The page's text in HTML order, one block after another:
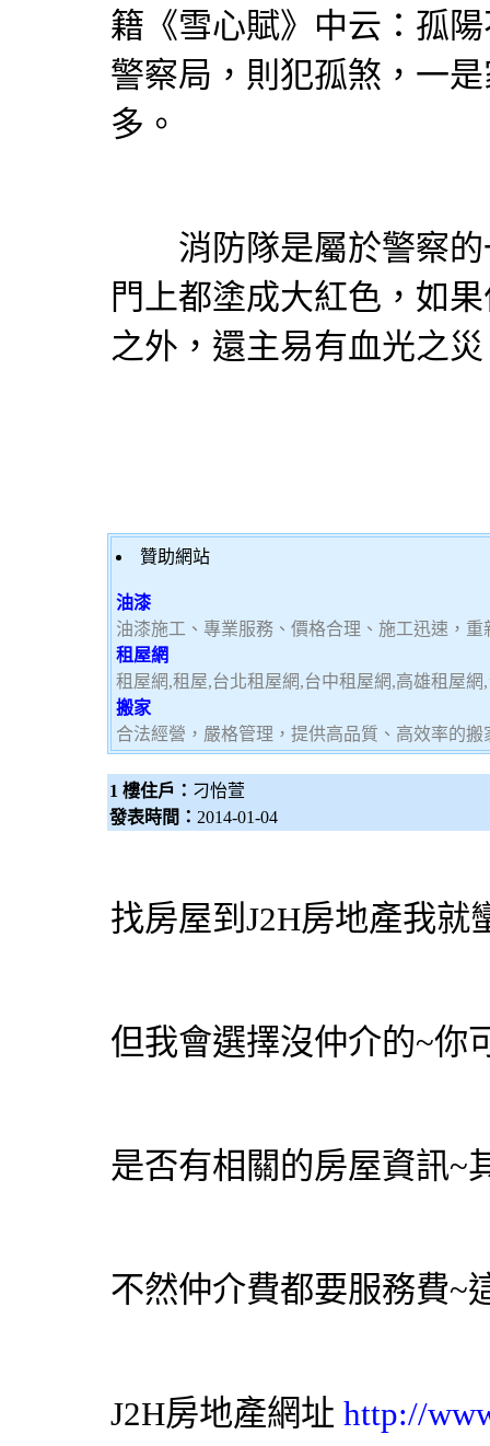
籍《雪心賦》中云：孤
警察局，則犯孤煞，一
多。
消防隊是屬於警察的
門上都塗成大紅色，如
之外，還主易有血光之
贊助網站
油漆
油漆施工、專業服務、價格合理、施工迅速，
租屋網
租屋網,租屋,台北租屋網,台中租屋網,高雄租屋
搬家
合法經營，嚴格管理，提供高品質、高效率的
1 樓住戶： 刁怡萱
發表時間： 2014-01-04
找房屋到J2H房地產我就
但我會選擇沒仲介的~你
是否有相關的房屋資訊~
不然仲介費都要服務費~
J2H房地產網址 http://